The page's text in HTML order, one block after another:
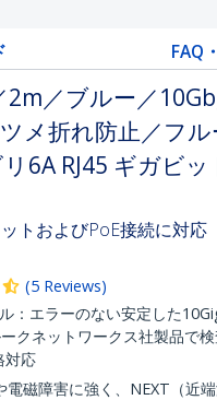
FAQ
／ブルー／
メ折れ防止／フ
6A RJ45 ギガビ
トおよびPoE接続に対応
(5 Reviews)
：エラーのない安定した
クネットワークス社製品で
対応
磁障害に強く、NEXT（近